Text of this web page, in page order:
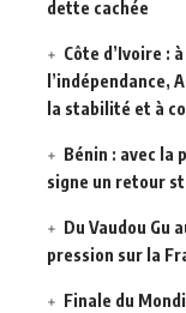
dette cachée
Côte d’Ivoire :
l’indépendance,
la stabilité et à
Bénin : avec la
signe un retour
Du Vaudou Gu
pression sur la
Finale du